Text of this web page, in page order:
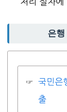
처리 절차에
은
국민은
출